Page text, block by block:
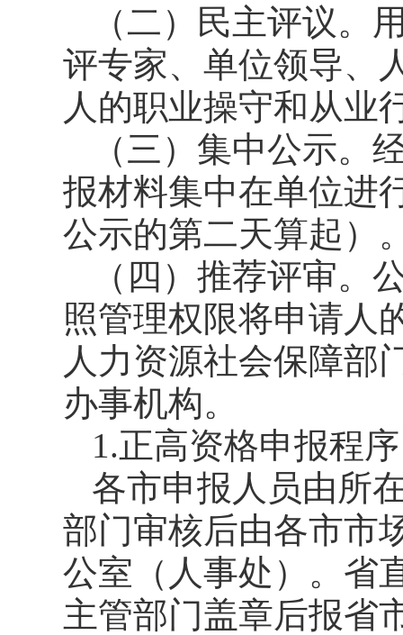
（二）民主评议。
评专家、单位领导、
人的职业操守和从业
（三）集中公示。
报材料集中在单位进
公示的第二天算起）
（四）推荐评审。
照管理权限将申请人
人力资源社会保障部
办事机构。
1.正高资格申报程序
各市申报人员由所
部门审核后由各市市
公室（人事处）。省
主管部门盖章后报省